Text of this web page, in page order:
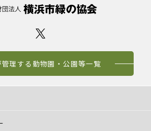
理する動物園・公園等一覧